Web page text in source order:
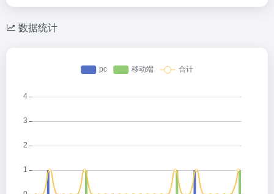
数据统计